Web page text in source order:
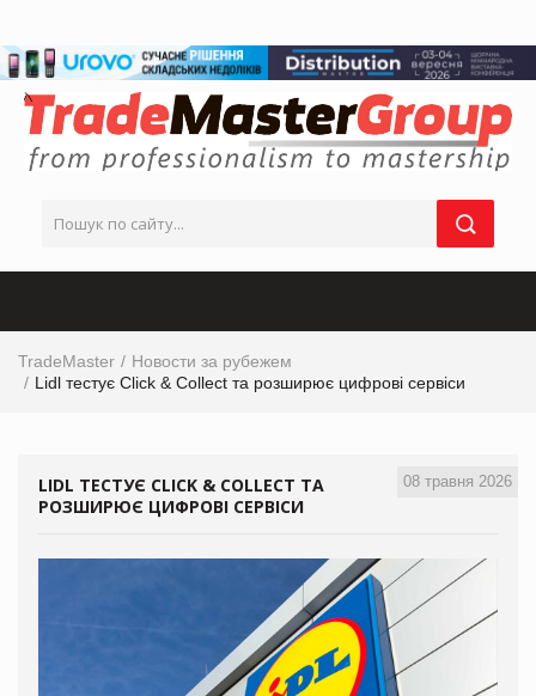
TradeMaster
Новости за рубежем
Lidl тестує Click & Collect та розширює цифрові сервіси
08 травня 2026
LIDL ТЕСТУЄ CLICK & COLLECT ТА
РОЗШИРЮЄ ЦИФРОВІ СЕРВІСИ